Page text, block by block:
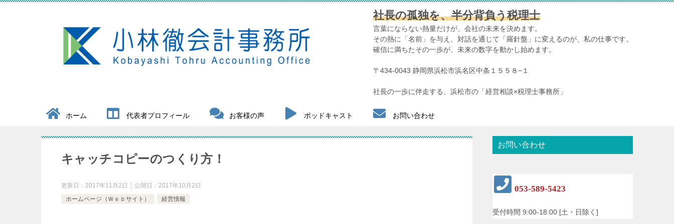
社長の孤独を、半分背負う税理士
言葉にならない熱量だけが、会社の未来を決めます。
その熱に「名前」を与え、対話を通じて「羅針盤」に変えるのが、私の仕事です。
確信に満ちたその一歩が、未来の数字を動かし始めます。
〒434-0043 静岡県浜松市浜名区中条１５５８−１
社長の一歩に伴走する、浜松市の「経営相談×税理士事務所」
ホーム 代表者プロフィール お客様の声 ポッドキャスト お問い合わせ
キャッチコピーのつくり方！
更新日： 2017年11月2日 公開日： 2017年10月2日
ホームページ（Ｗｅｂサイト）
経営情報
お問い合わせ
053-589-5423
受付時間 9:00-18:00 [土・日除く]